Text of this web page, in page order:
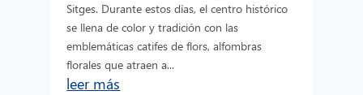
Sitges. Durante estos días, el centro histórico
se llena de color y tradición con las
emblemáticas catifes de flors, alfombras
florales que atraen a...
leer más